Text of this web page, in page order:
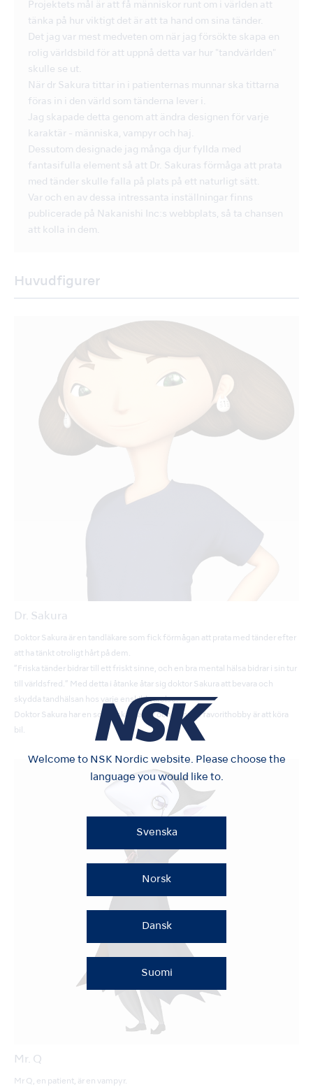
Welcome to NSK Nordic website. Please choose the
language you would like to.
Svenska
Norsk
Dansk
Suomi
Projektets mål är att få människor runt om i världen att
tänka på hur viktigt det är att ta hand om sina tänder.
Det jag var mest medveten om när jag försökte skapa en
rolig världsbild för att uppnå detta var hur "tandvärlden"
skulle se ut.
När dr Sakura tittar in i patienternas munnar ska tittarna
föras in i den värld som tänderna lever i.
Jag skapade detta genom att ändra designen för varje
karaktär - människa, vampyr och haj.
Dessutom designade jag många djur fyllda med
fantasifulla element så att Dr. Sakuras förmåga att prata
med tänder skulle falla på plats på ett naturligt sätt.
Var och en av dessa intressanta inställningar finns
publicerade på Nakanishi Inc:s webbplats, så ta chansen
att kolla in dem.
Huvudfigurer
Dr. Sakura
Doktor Sakura är en tandläkare som fick förmågan att prata med tänder efter
att ha tänkt otroligt hårt på dem.
”Friska tänder bidrar till ett friskt sinne, och en bra mental hälsa bidrar i sin tur
till världsfred.” Med detta i åtanke åtar sig doktor Sakura att bevara och
skydda tandhälsan hos varje enskild varelse.
Doktor Sakura har en son, älskar katter och hennes favorithobby är att köra
bil.
Mr. Q
Mr Q, en patient, är en vampyr.